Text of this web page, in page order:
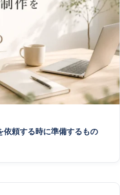
頼する時に準備するもの